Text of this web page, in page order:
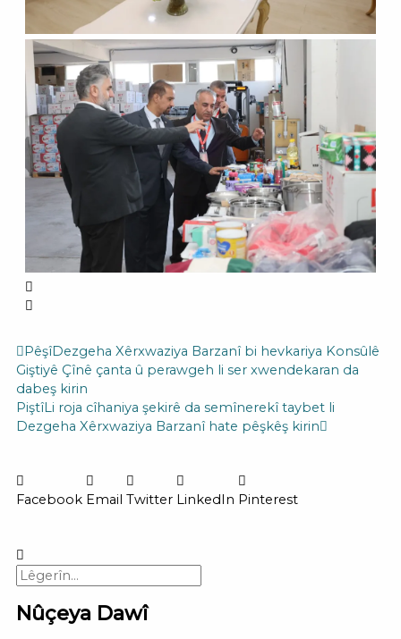
Prev
PêşîDezgeha Xêrxwaziya Barzanî bi hevkariya Konsûlê
Giştiyê Çînê çanta û perawgeh li ser xwendekaran da
dabeş kirin
PiştîLi roja cîhaniya şekirê da semînerekî taybet li
Dezgeha Xêrxwaziya Barzanî hate pêşkêş kirin
Next
Facebook Email Twitter LinkedIn Pinterest
Search
Nûçeya Dawî